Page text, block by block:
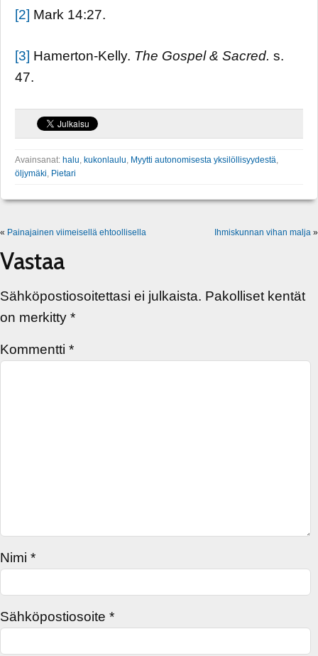
[2] Mark 14:27.
[3] Hamerton-Kelly. The Gospel & Sacred. s.
47.
Avainsanat: halu kukonlaulu Myytti autonomisesta yksilöllisyydestä
öljymäki Pietari
« Painajainen viimeisellä ehtoollisella Ihmiskunnan vihan malja »
Vastaa
Sähköpostiosoitettasi ei julkaista. Pakolliset kentät
on merkitty *
Kommentti *
Nimi *
Sähköpostiosoite *